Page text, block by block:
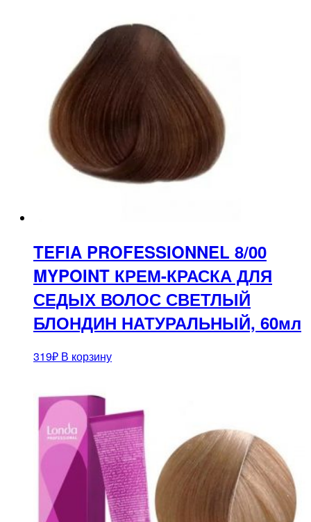
TEFIA PROFESSIONNEL 8/00
MYPOINT КРЕМ-КРАСКА ДЛЯ
СЕДЫХ ВОЛОС СВЕТЛЫЙ
БЛОНДИН НАТУРАЛЬНЫЙ, 60мл
319₽ В корзину